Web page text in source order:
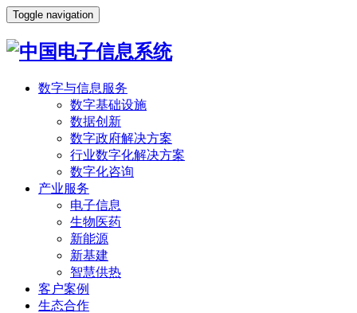
Toggle navigation
数字与信息服务
数字基础设施
数据创新
数字政府解决方案
行业数字化解决方案
数字化咨询
产业服务
电子信息
生物医药
新能源
新基建
智慧供热
客户案例
生态合作